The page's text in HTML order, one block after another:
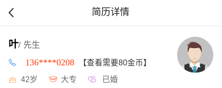
简历详情
叶/ 先生
136****0208 【查看需要80金币】
42岁 大专 已婚